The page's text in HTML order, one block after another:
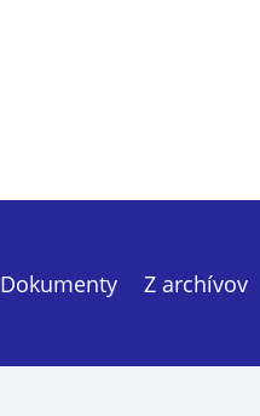
Dokumenty Z archívov